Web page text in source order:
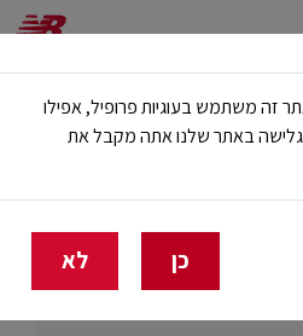
מעל 499 ש"ח
זה משתמש בעוגיות פרופיל, אפילו
גלישה באתר שלנו אתה מקבל את
כן לא